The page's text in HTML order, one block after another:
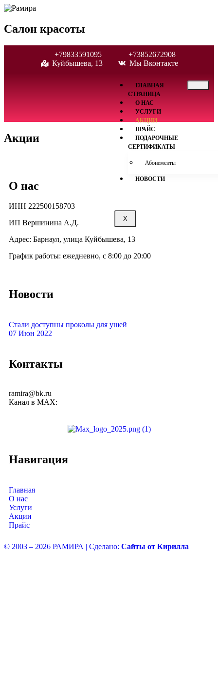
Салон красоты
+79833591095
+73852672908
Куйбышева, 13
Мы Вконтакте
ГЛАВНАЯ
СТРАНИЦА
О НАС
УСЛУГИ
АКЦИИ
ПРАЙС
ПОДАРОЧНЫЕ
СЕРТИФИКАТЫ
Абонементы
НОВОСТИ
X
Акции
О нас
ИНН 222500158703
ИП Вершинина А.Д.
Адрес: Барнаул, улица Куйбышева, 13
График работы: ежедневно, с 8:00 до 20:00
Новости
Стали доступны проколы для ушей
07 Июн 2022
Контакты
ramira@bk.ru
Канал в MAX:
Навигация
Главная
О нас
Услуги
Акции
Прайс
© 2003 – 2026 РАМИРА | Сделано: Сайты от Кирилла